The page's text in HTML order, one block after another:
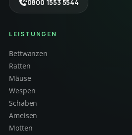
0800 1553 5544
LEISTUNGEN
Bettwanzen
Ratten
Mäuse
Wespen
Schaben
Ameisen
Motten